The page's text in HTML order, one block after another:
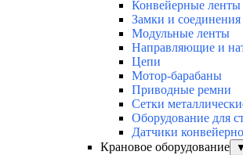
Конвейерные ленты
Замки и соединения
Модульные ленты
Направляющие и
Цепи
Мотор-барабаны
Приводные ремни
Сетки
Оборудование для
Датчики
Крановое оборудование
▼